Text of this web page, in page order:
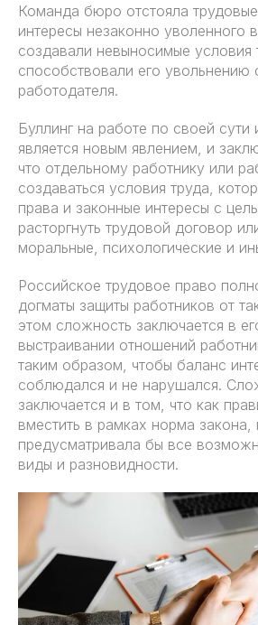
Команда бюро отстояла
интересы незаконно уволенного
создавали невыносимые условия
способствовали его увольнению
работодателя.
Буллинг на работе по своей
является новым явлением, и
что отдельному работнику или
создаваться условия труда,
права и законные интересы с
расторгнуть трудовой договор
моральные, психологические и
Российское трудовое право
догматы защиты работников от
этом сложность заключается в
выстраивании отношений
таким образом, чтобы баланс
соблюдался и не нарушался.
заключается и в том, что как
вместить в рамках норма закона,
предусматривала бы все
виды и разновидности.